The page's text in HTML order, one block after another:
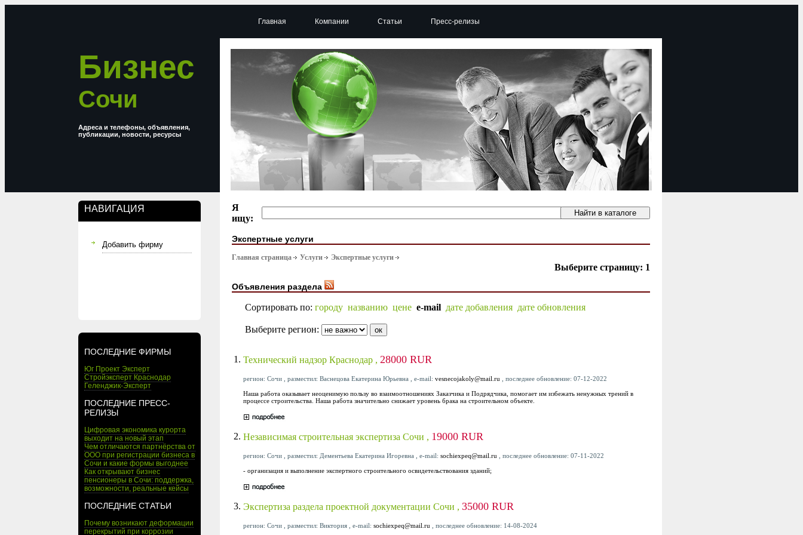
Бизнес
Сочи
Адреса и телефоны, объявления,
публикации, новости, ресурсы
НАВИГАЦИЯ
Добавить фирму
ПОСЛЕДНИЕ ФИРМЫ
Юг Проект Эксперт
Стройэксперт Краснодар
Геленджик-Эксперт
ПОСЛЕДНИЕ ПРЕСС-
РЕЛИЗЫ
Цифровая экономика курорта
выходит на новый этап
Чем отличаются партнёрства от
ООО при регистрации бизнеса в
Сочи и какие формы выгоднее
Как открывают бизнес
пенсионеры в Сочи: поддержка,
возможности, реальные кейсы
ПОСЛЕДНИЕ СТАТЬИ
Почему возникают деформации
перекрытий при коррозии
Главная Компании Статьи Пресс-релизы
Я
ищу:
Экспертные услуги
Главная страница Услуги Экспертные услуги
Выберите страницу: 1
Объявления раздела
Сортировать по: городу названию цене e-mail дате добавления дате обновления
Выберите регион:
1. Технический надзор Краснодар , 28000 RUR
регион: Сочи , разместил: Васнецова Екатерина Юрьевна , e-mail: vesnecojakoly@mail.ru , последнее обновление: 07-12-2022
Наша работа оказывает неоценимую пользу во взаимоотношениях Заказчика и Подрядчика, помогает им избежать ненужных трений в
процессе строительства. Наша работа значительно снижает уровень брака на строительном объекте.
2. Независимая строительная экспертиза Сочи , 19000 RUR
регион: Сочи , разместил: Дементьева Екатерина Игоревна , e-mail: sochiexpeq@mail.ru , последнее обновление: 07-11-2022
- организация и выполнение экспертного строительного освидетельствования зданий;
3. Экспертиза раздела проектной документации Сочи , 35000 RUR
регион: Сочи , разместил: Виктория , e-mail: sochiexpeq@mail.ru , последнее обновление: 14-08-2024